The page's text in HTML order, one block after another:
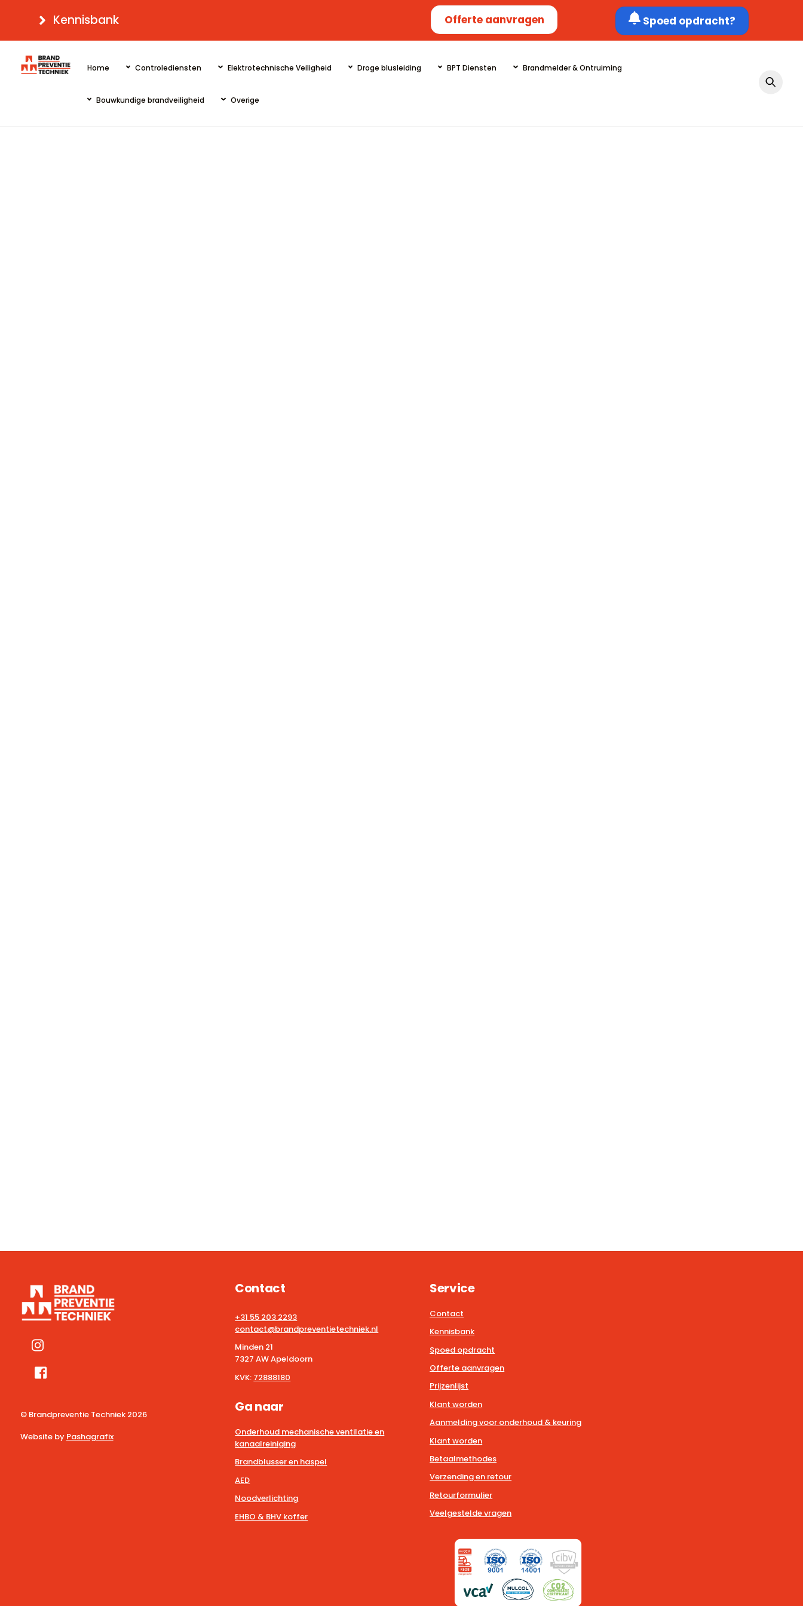
content
Kennisbank Offerte aanvragen Spoed opdracht?
Home Controlediensten Elektrotechnische Veiligheid Droge blusleiding BPT Diensten Brandmelder & Ontruiming
Bouwkundige brandveiligheid Overige
© Brandpreventie Techniek 2026
Website by Pashagrafix
Contact
+31 55 203 2293
contact@brandpreventietechniek.nl
Minden 21
7327 AW Apeldoorn
KVK: 72888180
Ga naar
Onderhoud mechanische ventilatie en
kanaalreiniging
Brandblusser en haspel
AED
Noodverlichting
EHBO & BHV koffer
Service
Contact
Kennisbank
Spoed opdracht
Offerte aanvragen
Prijzenlijst
Klant worden
Aanmelding voor onderhoud & keuring
Klant worden
Betaalmethodes
Verzending en retour
Retourformulier
Veelgestelde vragen